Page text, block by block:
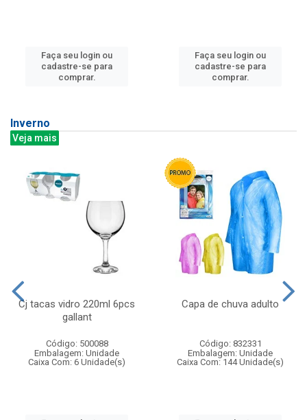
Faça seu login ou
cadastre-se para
comprar.
Faça seu login ou
cadastre-se para
comprar.
Inverno
Veja mais
Cj tacas vidro 220ml 6pcs
gallant
Código: 500088
Embalagem: Unidade
Caixa Com: 6 Unidade(s)
Capa de chuva adulto
Código: 832331
Embalagem: Unidade
Caixa Com: 144 Unidade(s)